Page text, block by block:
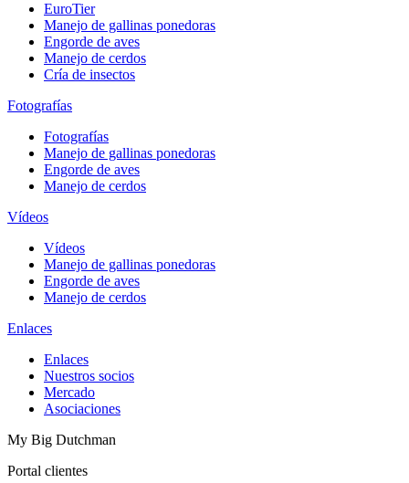
EuroTier
Manejo de gallinas ponedoras
Engorde de aves
Manejo de cerdos
Cría de insectos
Fotografías
Fotografías
Manejo de gallinas ponedoras
Engorde de aves
Manejo de cerdos
Vídeos
Vídeos
Manejo de gallinas ponedoras
Engorde de aves
Manejo de cerdos
Enlaces
Enlaces
Nuestros socios
Mercado
Asociaciones
My Big Dutchman
Portal clientes